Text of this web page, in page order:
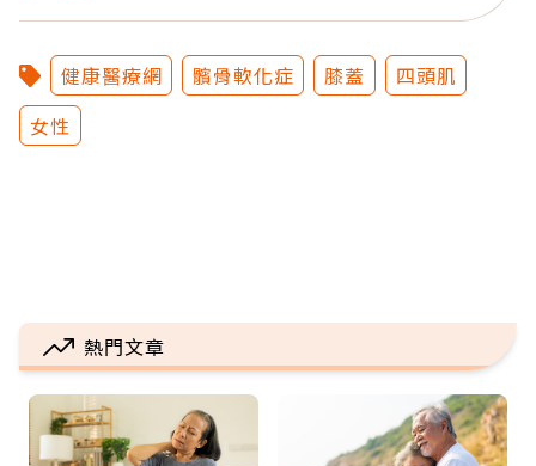
健康醫療網 髕骨軟化症 膝蓋
四頭肌
女性
熱門文章